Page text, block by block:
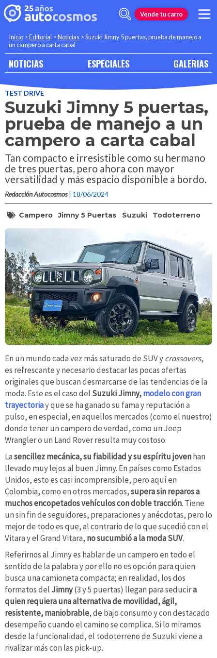
Vende tu carro
Inicio >Editorial >Noticias >Suzuki Jimny 5 puertas, prueba de manejo a
un campero a carta cabal
NOTICIAS ESPECIALES GALERIAS
TEST DRIVE
Suzuki Jimny 5 puertas,
prueba de manejo a un
campero a carta cabal
Tan compacto e irresistible como su hermano
de tres puertas, pero ahora con mayor
versatilidad y más espacio disponible a bordo.
Redacción Autocosmos | 18/06/2024
Campero Jimny 5 Puertas Suzuki Todoterreno
En un mundo cada vez más saturado de SUV ycrossovers,
es refrescante y necesario destacar las pocas ofertas
originales que buscan desmarcarse de las tendencias de la
moda. Este es el caso del Suzuki Jimny,modelo con gran
trayectoriay que se ha ganado su fama y reputación a
pulso, en especial, en aquellos mercados (como el nuestro)
donde tener un campero de verdad, como un Jeep
Wrangler o un Land Rover resulta muy costoso.
Lasencillez mecánica, su fiabilidad y su espíritu jovenhan
llevado muy lejos al buen Jimny. En países como Estados
Unidos, esto es casi incomprensible, pero aquí en
Colombia, como en otros mercados,supera sin reparos a
muchos encopetados vehículos con doble tracción. Tiene
un sin fin de seguidores, preparaciones y anécdotas, pero lo
mejor de todo es que, al contrario de lo que sucedió con el
Vitara y el Grand Vitara, no sucumbió a la moda SUV.
Referirnos al Jimny es hablar de un campero en todo el
sentido de la palabra y por ello no es opción para quien
busca una camioneta compacta; en realidad, los dos
formatos del Jimny(3 y 5 puertas) llegan para seducira
quien requiera una alternativa de movilidad, ágil,
resistente, maniobrable, de bajo consumo y con destacado
desempeño cuando el camino se complica. Si lo miramos
desde la funcionalidad, el todoterreno de Suzuki viene a
rivalizar más con las pick-up.